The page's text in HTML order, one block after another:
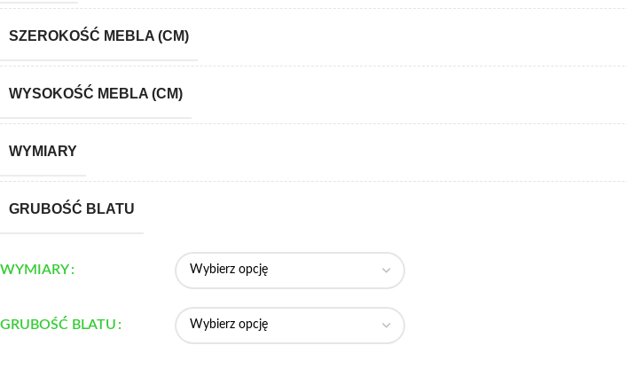
SZEROKOŚĆ MEBLA (CM)
WYSOKOŚĆ MEBLA (CM)
WYMIARY
GRUBOŚĆ BLATU
WYMIARY
GRUBOŚĆ BLATU